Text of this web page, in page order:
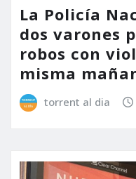
La Policía
dos varones
robos con
misma
torrent al dia